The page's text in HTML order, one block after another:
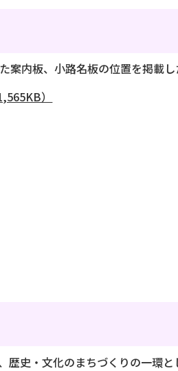
案内板、小路名板の位置を掲載し
）
史・文化のまちづくりの一環と